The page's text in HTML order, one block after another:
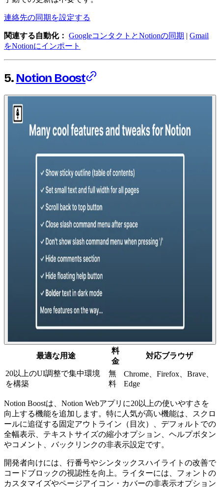
連絡先の同期を設定する
関連する自動化： GoogleコンタクトとNotionの同期 | Gmail
をNotionにインポート
5. Notion Boost
最適な用途
料
金
対応ブラウザ
20以上のUI調整で集中環境
を構築
無
料
Chrome、Firefox、Brave、
Edge
Notion Boostは、Notion Webアプリに20以上の使いやすさを
向上する機能を追加します。特に人気が高い機能は、スクロ
ールに追従する固定アウトライン（目次）、デフォルトでの
全幅表示、テキストサイズの縮小オプション、ヘルプボタン
やコメント、バックリンクの非表示設定です。
開発者向けには、行番号やシンタックスハイライトの改善で
コードブロックの視認性を向上。ライターには、フォントの
カスタマイズやページアイコン・カバーの非表示オプション